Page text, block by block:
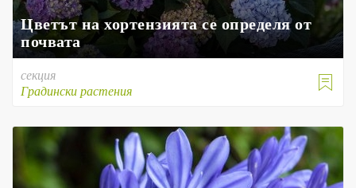
Цветът на хортензията се определя от
почвата

секция
Градински растения